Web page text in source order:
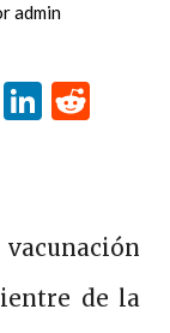
admin
Line
de la